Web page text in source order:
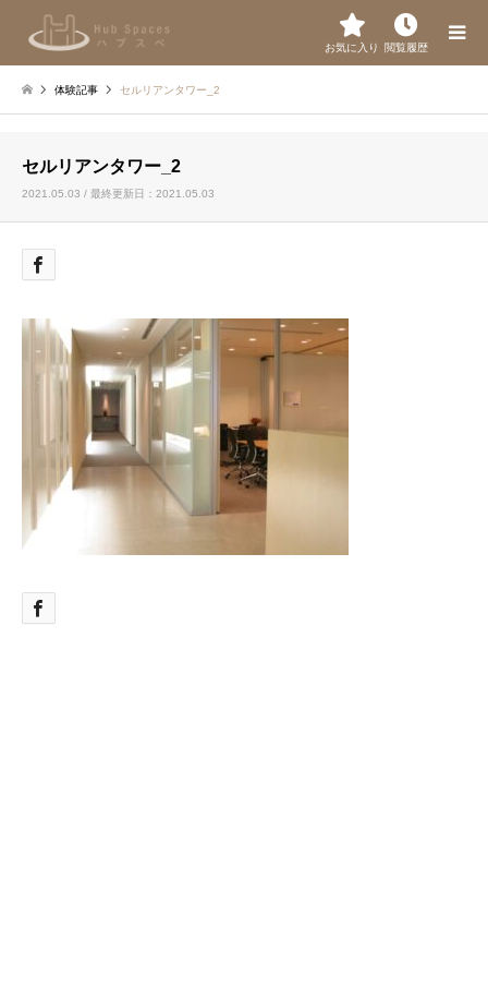
お気に入り 閲覧履歴
体験記事 セルリアンタワー_2
セルリアンタワー_2
2021.05.03 / 最終更新日：2021.05.03